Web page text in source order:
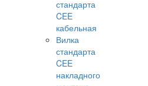
стандарта
CEE
кабельная
Вилка
стандарта
CEE
накладного